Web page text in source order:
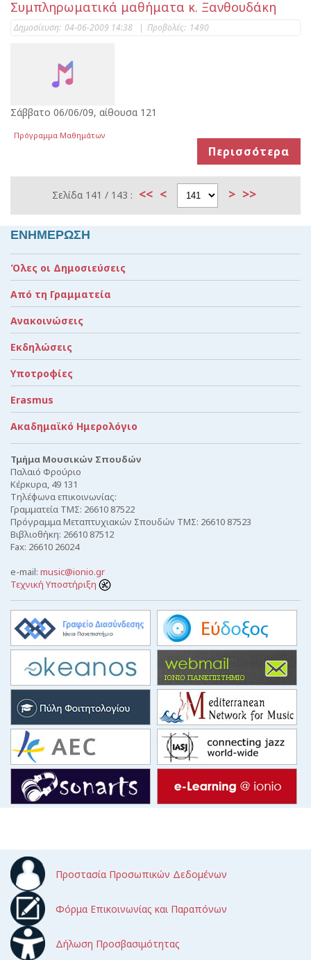
Συμπληρωματικά μαθήματα κ. Ξανθουδάκη
Δημοσίευση: 04-06-2009 14:38 | Προβολές: 1490
Σάββατο 06/06/09, αίθουσα 121
Πρόγραμμα Μαθημάτων
Περισσότερα
Σελίδα 141 / 143 : << < > >>
ΕΝΗΜΕΡΩΣΗ
Όλες οι Δημοσιεύσεις
Από τη Γραμματεία
Ανακοινώσεις
Εκδηλώσεις
Υποτροφίες
Erasmus
Ακαδημαϊκό Ημερολόγιο
Τμήμα Μουσικών Σπουδών
Παλαιό Φρούριο
Κέρκυρα, 49 131
Τηλέφωνα επικοινωνίας:
Γραμματεία ΤΜΣ: 26610 87522
Πρόγραμμα Μεταπτυχιακών Σπουδών ΤΜΣ: 26610 87523
Βιβλιοθήκη: 26610 87512
Fax: 26610 26024
e-mail: music@ionio.gr
Τεχνική Υποστήριξη
Προστασία Προσωπικών Δεδομένων
Φόρμα Επικοινωνίας και Παραπόνων
Δήλωση Προσβασιμότητας